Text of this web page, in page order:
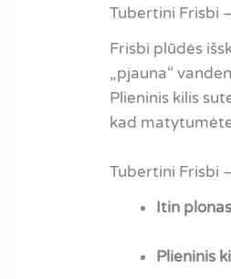
Tubertini Frisbi
Frisbi plūdės
„pjauna“
Plieninis kilis
kad
Tubertini Frisbi
Itin
Plieninis